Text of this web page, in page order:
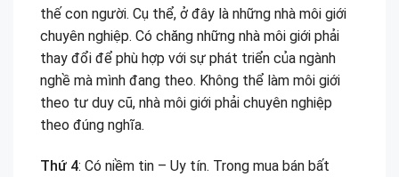
thế con người. Cụ thể, ở đây là những nhà môi giới
chuyên nghiệp. Có chăng những nhà môi giới phải
thay đổi để phù hợp với sự phát triển của ngành
nghề mà mình đang theo. Không thể làm môi giới
theo tư duy cũ, nhà môi giới phải chuyên nghiệp
theo đúng nghĩa.
Thứ 4: Có niềm tin – Uy tín. Trong mua bán bất